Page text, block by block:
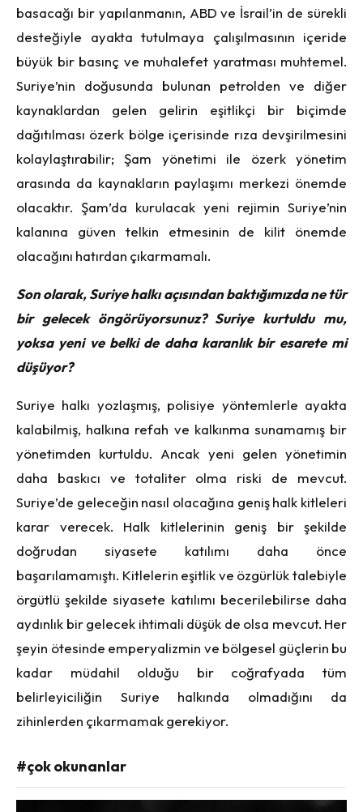
basacağı bir yapılanmanın, ABD ve İsrail’in de sürekli
desteğiyle ayakta tutulmaya çalışılmasının içeride
büyük bir basınç ve muhalefet yaratması muhtemel.
Suriye’nin doğusunda bulunan petrolden ve diğer
kaynaklardan gelen gelirin eşitlikçi bir biçimde
dağıtılması özerk bölge içerisinde rıza devşirilmesini
kolaylaştırabilir; Şam yönetimi ile özerk yönetim
arasında da kaynakların paylaşımı merkezi önemde
olacaktır. Şam’da kurulacak yeni rejimin Suriye’nin
kalanına güven telkin etmesinin de kilit önemde
olacağını hatırdan çıkarmamalı.
Son olarak, Suriye halkı açısından baktığımızda ne tür
bir gelecek öngörüyorsunuz? Suriye kurtuldu mu,
yoksa yeni ve belki de daha karanlık bir esarete mi
düşüyor?
Suriye halkı yozlaşmış, polisiye yöntemlerle ayakta
kalabilmiş, halkına refah ve kalkınma sunamamış bir
yönetimden kurtuldu. Ancak yeni gelen yönetimin
daha baskıcı ve totaliter olma riski de mevcut.
Suriye’de geleceğin nasıl olacağına geniş halk kitleleri
karar verecek. Halk kitlelerinin geniş bir şekilde
doğrudan siyasete katılımı daha önce
başarılamamıştı. Kitlelerin eşitlik ve özgürlük talebiyle
örgütlü şekilde siyasete katılımı becerilebilirse daha
aydınlık bir gelecek ihtimali düşük de olsa mevcut. Her
şeyin ötesinde emperyalizmin ve bölgesel güçlerin bu
kadar müdahil olduğu bir coğrafyada tüm
belirleyiciliğin Suriye halkında olmadığını da
zihinlerden çıkarmamak gerekiyor.
#çok okunanlar